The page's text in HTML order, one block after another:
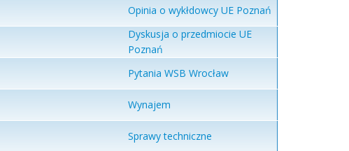
Opinia o wykłdowcy UE Poznań
Dyskusja o przedmiocie UE
Poznań
Pytania WSB Wrocław
Wynajem
Sprawy techniczne